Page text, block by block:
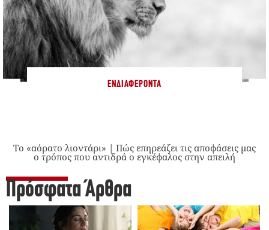
ΕΝΔΙΑΦΈΡΟΝΤΑ
Το «αόρατο λιοντάρι» | Πώς επηρεάζει τις αποφάσεις μας
ο τρόπος που αντιδρά ο εγκέφαλος στην απειλή
Πρόσφατα Άρθρα